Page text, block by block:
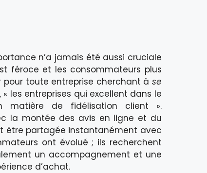
n’a jamais été aussi cruciale
féroce et les consommateurs plus
toute entreprise cherchant à se
les entreprises qui excellent dans le
matière de fidélisation client ».
la montée des avis en ligne et du
être partagée instantanément avec
ont évolué ; ils recherchent
un accompagnement et une
d’achat.